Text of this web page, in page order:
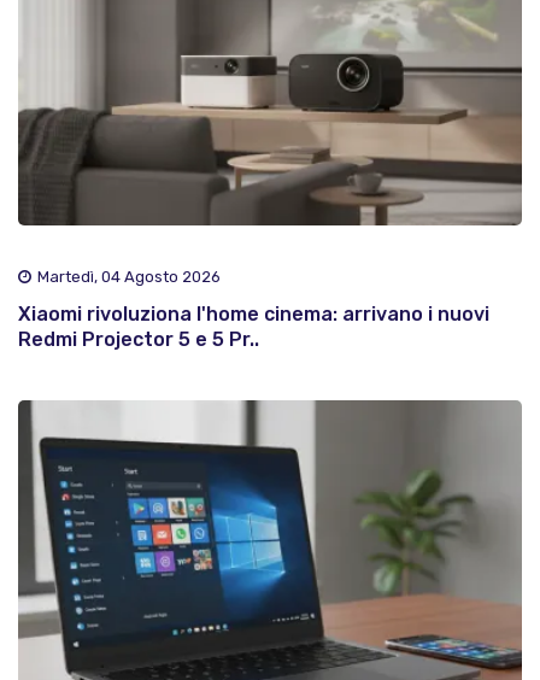
Martedì, 04 Agosto 2026
Xiaomi rivoluziona l'home cinema: arrivano i nuovi
Redmi Projector 5 e 5 Pr..